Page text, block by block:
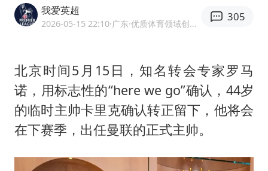
中医教你一招提升气血
全球首个长时储能一体化产业园量产
四川宜宾市高县4.9级地震致1人死亡
老中医：立秋后养心是关键
胡彦斌获《歌手2026》歌王
名创优品回应女子吐槽内裤质量差
我爱英超
2026-05-15 22:10·广东 ·优质体育领域创作者
305
北京时间5月15日，知名转会专家罗马
诺 ，用标志性的“here we go”确认，44岁
的临时主帅卡里克确认转正留下，他将会
在下赛季，出任曼联的正式主帅。